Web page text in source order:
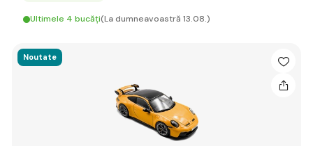
Ultimele 4 bucăți(La dumneavoastră 13.08.)
Noutate